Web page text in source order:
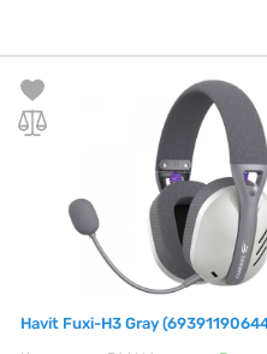
Havit Fuxi-H3 Gray